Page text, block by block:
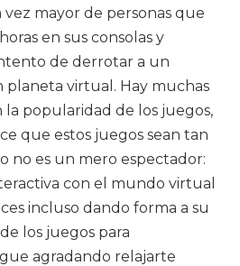
mayor de personas que
en sus consolas y
de derrotar a un
planeta virtual. Hay muchas
la popularidad de los juegos,
que estos juegos sean tan
no es un mero espectador:
con el mundo virtual
incluso dando forma a su
los juegos para
agradando relajarte